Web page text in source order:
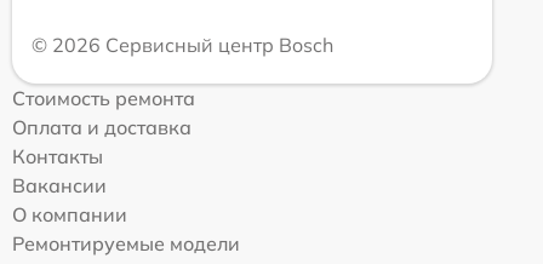
© 2026 Сервисный центр Bosch
Стоимость ремонта
Оплата и доставка
Контакты
Вакансии
О компании
Ремонтируемые модели